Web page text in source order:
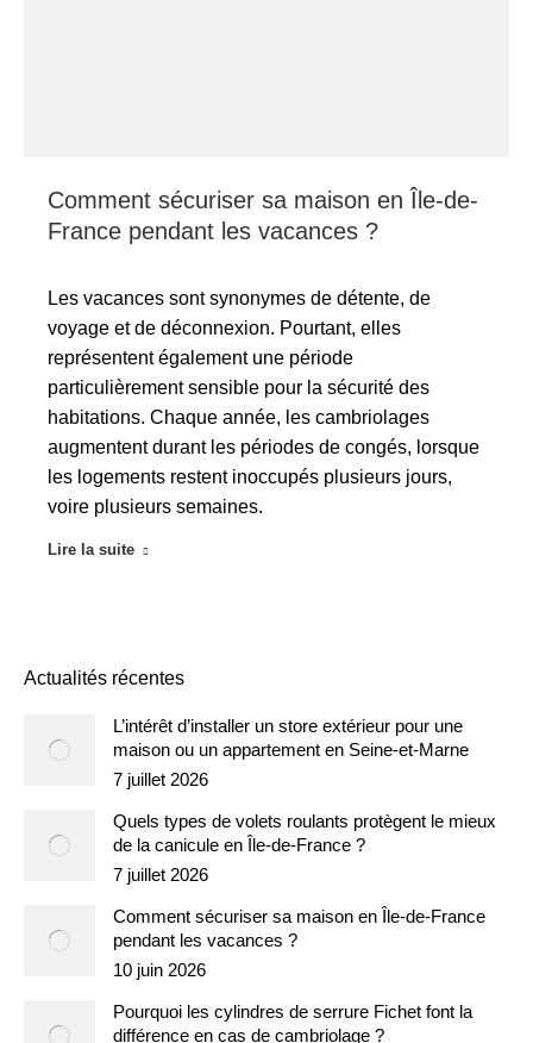
Comment sécuriser sa maison en Île-de-
France pendant les vacances ?
Les vacances sont synonymes de détente, de
voyage et de déconnexion. Pourtant, elles
représentent également une période
particulièrement sensible pour la sécurité des
habitations. Chaque année, les cambriolages
augmentent durant les périodes de congés, lorsque
les logements restent inoccupés plusieurs jours,
voire plusieurs semaines.
Lire la suite
Actualités récentes
L’intérêt d’installer un store extérieur pour une
maison ou un appartement en Seine-et-Marne
7 juillet 2026
Quels types de volets roulants protègent le mieux
de la canicule en Île-de-France ?
7 juillet 2026
Comment sécuriser sa maison en Île-de-France
pendant les vacances ?
10 juin 2026
Pourquoi les cylindres de serrure Fichet font la
différence en cas de cambriolage ?